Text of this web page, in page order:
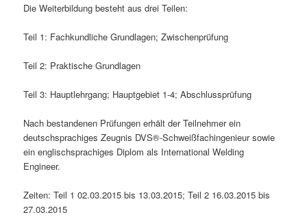
Die Weiterbildung besteht aus drei Teilen:
Teil 1: Fachkundliche Grundlagen; Zwischenprüfung
Teil 2: Praktische Grundlagen
Teil 3: Hauptlehrgang; Hauptgebiet 1-4; Abschlussprüfung
Nach bestandenen Prüfungen erhält der Teilnehmer ein
deutschsprachiges Zeugnis DVS®-Schweißfachingenieur sowie
ein englischsprachiges Diplom als International Welding
Engineer.
Zeiten: Teil 1 02.03.2015 bis 13.03.2015; Teil 2 16.03.2015 bis
27.03.2015